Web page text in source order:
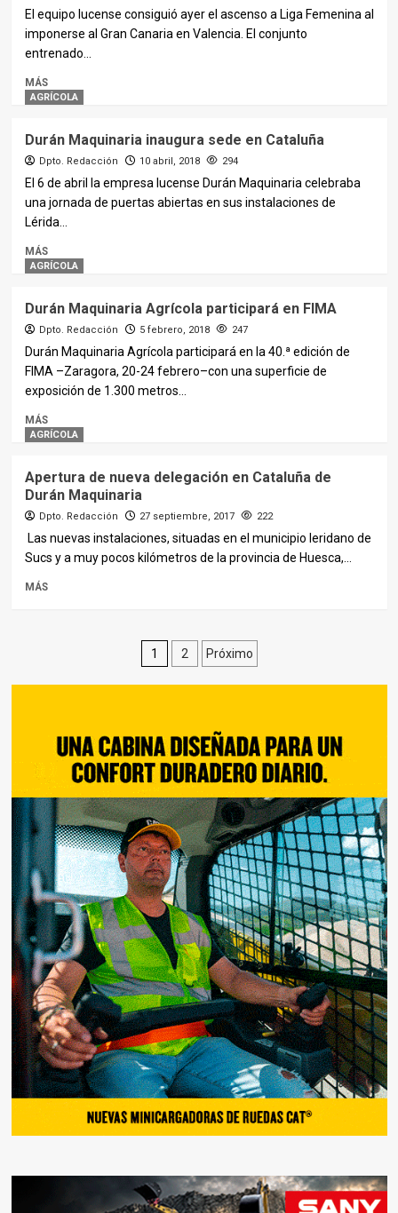
El equipo lucense consiguió ayer el ascenso a Liga Femenina al
imponerse al Gran Canaria en Valencia. El conjunto
entrenado...
MÁS
AGRÍCOLA
Durán Maquinaria inaugura sede en Cataluña
Dpto. Redacción 10 abril, 2018 294
El 6 de abril la empresa lucense Durán Maquinaria celebraba
una jornada de puertas abiertas en sus instalaciones de
Lérida...
MÁS
AGRÍCOLA
Durán Maquinaria Agrícola participará en FIMA
Dpto. Redacción 5 febrero, 2018 247
Durán Maquinaria Agrícola participará en la 40.ª edición de
FIMA –Zaragora, 20-24 febrero–con una superficie de
exposición de 1.300 metros...
MÁS
AGRÍCOLA
Apertura de nueva delegación en Cataluña de
Durán Maquinaria
Dpto. Redacción 27 septiembre, 2017 222
Las nuevas instalaciones, situadas en el municipio leridano de
Sucs y a muy pocos kilómetros de la provincia de Huesca,...
MÁS
Paginación
de
entradas
1 2 Próximo